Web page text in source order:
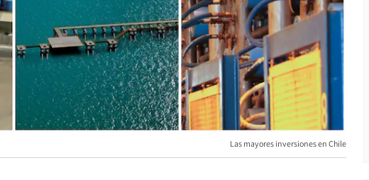
Las mayores inversiones en Chile